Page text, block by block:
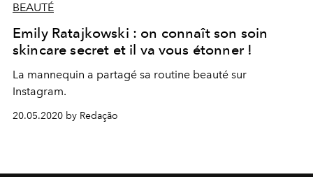
BEAUTÉ
Emily Ratajkowski : on connaît son soin
skincare secret et il va vous étonner !
La mannequin a partagé sa routine beauté sur
Instagram.
20.05.2020 by Redação